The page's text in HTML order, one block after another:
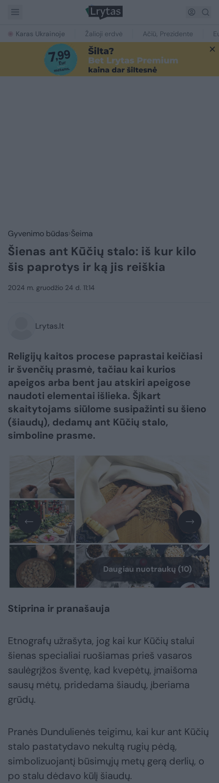
Karas Ukrainoje Žalioji erdvė Ačiū, Prezidente
Gyvenimo būdas Šeima
Šienas ant Kūčių stalo: iš kur kilo
šis paprotys ir ką jis reiškia
2024 m. gruodžio 24 d. 11:14
Lrytas.lt
Religijų kaitos procese paprastai keičiasi
ir švenčių prasmė, tačiau kai kurios
apeigos arba bent jau atskiri apeigose
naudoti elementai išlieka. Šįkart
skaitytojams siūlome susipažinti su šieno
(šiaudų), dedamų ant Kūčių stalo,
simboline prasme.
Daugiau nuotraukų (10)
Stiprina ir pranašauja
Etnografų užrašyta, jog kai kur Kūčių stalui
šienas specialiai ruošiamas prieš vasaros
saulėgrįžos šventę, kad kvepėtų, įmaišoma
sausų mėtų, pridedama šiaudų, įberiama
grūdų.
Pranės Dundulienės teigimu, kai kur ant Kūčių
stalo pastatydavo nekultą rugių pėdą,
simbolizuojantį būsimųjų metų gerą derlių, o
po stalu dėdavo kūlį šiaudų.